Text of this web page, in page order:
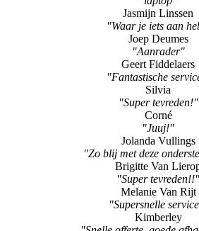
Jasmijn Linssen
"Waar je iets aan
Joep Deumes
"Aanrader"
Geert Fiddelaers
"Fantastische
Silvia
"Super tevreden!"
Corné
"Juuj!"
Jolanda Vullings
"Zo blij met deze
Brigitte Van
"Super tevreden!!"
Melanie Van Rijt
"Supersnelle
Kimberley